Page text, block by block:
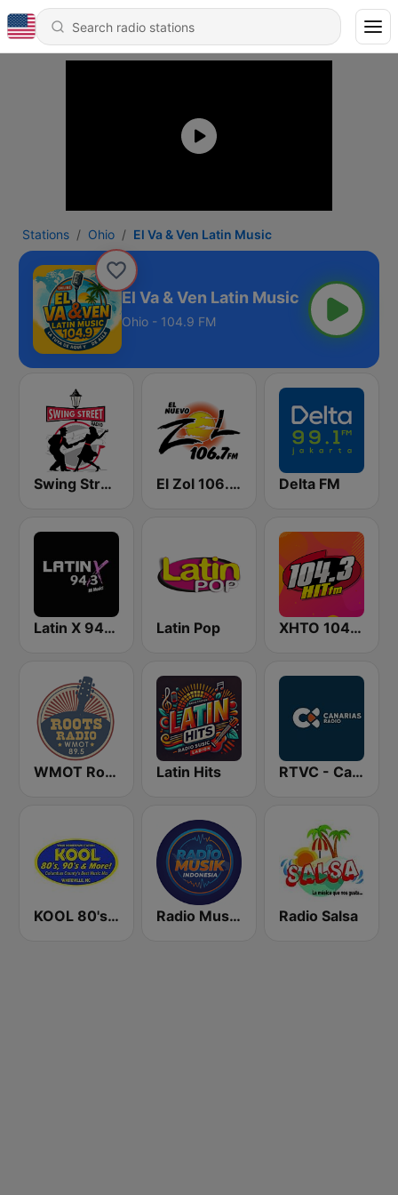
Stations Ohio El Va & Ven Latin Music
El Va & Ven Latin Music
Ohio - 104.9 FM
Swing Street Radio El Zol 106.7 FM Delta FM
Latin X 94.3 FM Latin Pop XHTO 104.3 Hit FM
WMOT Roots Radio 89.5 FM Latin Hits RTVC - Canarias Radio
KOOL 80's, 90's & More! Radio Music Indonesia Radio Salsa